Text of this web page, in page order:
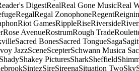
DigestRealReal Gone MusicReal
RegalRegal ZonophoneRegent
Riot GamesRippleRiseRiverside
Rose AvenueRostrumRough Trade
Sacred BonesSacred TongueSaga
JazzSceneScepterSchwann Musica
ShadyShakey PicturesSharkSheffield
SintezSireSireenaSituation TwoSky